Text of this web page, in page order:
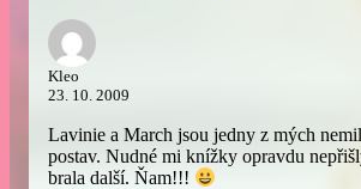
Kleo
23. 10. 2009
Lavinie a March jsou jedny z mých
postav. Nudné mi knížky opravdu
brala další. Ňam!!!